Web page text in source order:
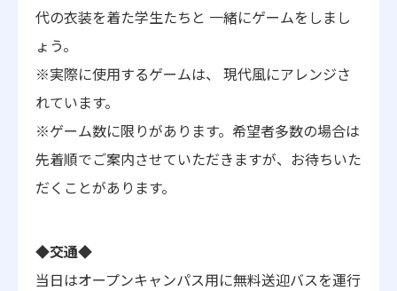
代の衣装を着た学生たちと 一緒にゲームをしまし
ょう。
※実際に使用するゲームは、 現代風にアレンジさ
れています。
※ゲーム数に限りがあります。希望者多数の場合は
先着順でご案内させていただきますが、お待ちいた
だくことがあります。
◆交通◆
当日はオープンキャンパス用に無料送迎バスを運行